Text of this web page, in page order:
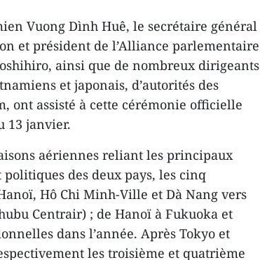
Vuong Dình Huê, le secrétaire général
et président de l’Alliance parlementaire
ainsi que de nombreux dirigeants
et japonais, d’autorités des
ont assisté à cette cérémonie officielle
13 janvier.
aériennes reliant les principaux
des deux pays, les cinq
Hô Chi Minh-Ville et Dà Nang vers
Centrair) ; de Hanoï à Fukuoka et
dans l’année. Après Tokyo et
les troisième et quatrième